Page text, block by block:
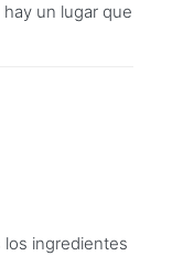
un lugar que
los ingredientes